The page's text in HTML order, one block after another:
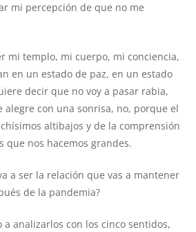
mi percepción de que no me
mi templo, mi cuerpo, mi conciencia,
en un estado de paz, en un estado
decir que no voy a pasar rabia,
alegre con una sonrisa, no, porque el
altibajos y de la comprensión
que nos hacemos grandes.
a ser la relación que vas a mantener
de la pandemia?
analizarlos con los cinco sentidos,